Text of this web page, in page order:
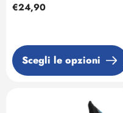
Prezzo
€24,90
Scegli le opzioni